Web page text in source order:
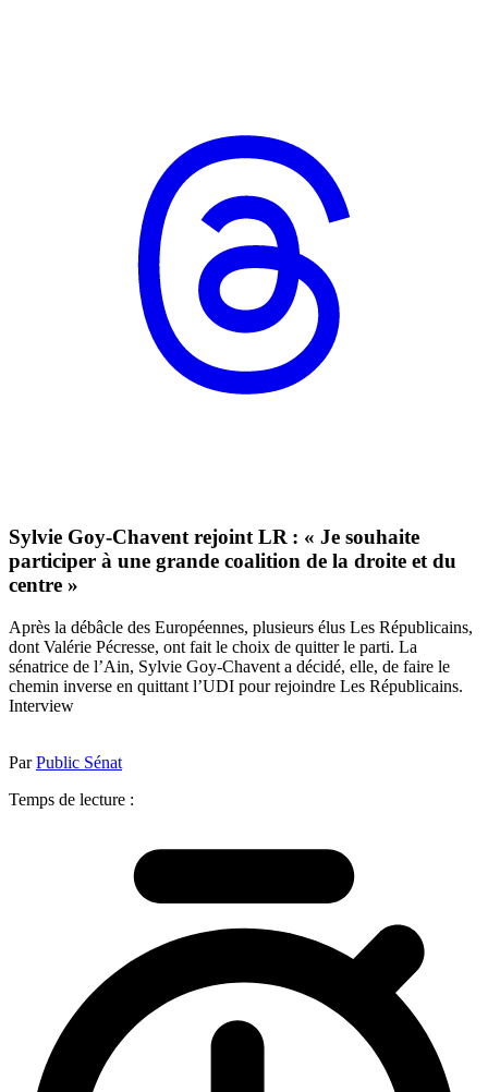
Sylvie Goy-Chavent rejoint LR : « Je souhaite
participer à une grande coalition de la droite et du
centre »
Après la débâcle des Européennes, plusieurs élus Les Républicains,
dont Valérie Pécresse, ont fait le choix de quitter le parti. La
sénatrice de l’Ain, Sylvie Goy-Chavent a décidé, elle, de faire le
chemin inverse en quittant l’UDI pour rejoindre Les Républicains.
Interview
ParPublic Sénat
Temps de lecture :